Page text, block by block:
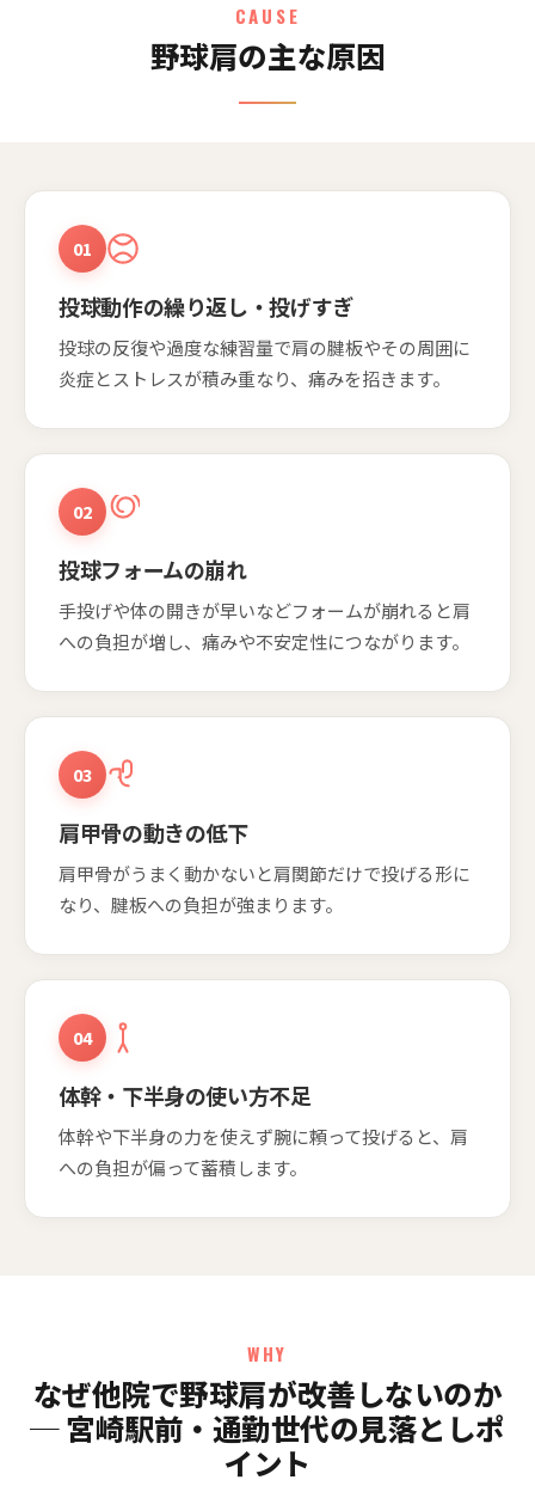
CAUSE
野球肩の主な原因
01
投球動作の繰り返し・投げすぎ
投球の反復や過度な練習量で肩の腱板やその周囲に
炎症とストレスが積み重なり、痛みを招きます。
02
投球フォームの崩れ
手投げや体の開きが早いなどフォームが崩れると肩
への負担が増し、痛みや不安定性につながります。
03
肩甲骨の動きの低下
肩甲骨がうまく動かないと肩関節だけで投げる形に
なり、腱板への負担が強まります。
04
体幹・下半身の使い方不足
体幹や下半身の力を使えず腕に頼って投げると、肩
への負担が偏って蓄積します。
WHY
なぜ他院で野球肩が改善しないのか
─ 宮崎駅前・通勤世代の見落としポ
イント